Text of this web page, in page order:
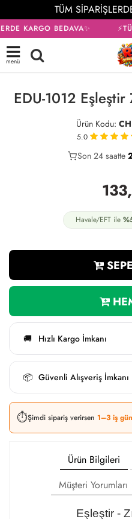
TÜM
KARGO BEDAVA✨
menü
EDU-1012 Eşleştir
Ürün Kodu:
5.0
21
Son 24 saatte
Havale/EFT ile
🚚 Hızlı Kargo İmkanı
📦 Güvenli Alışveriş İmkanı
⏱️Şimdi sipariş verirsen 1–3 iş
Ürün Bilgileri
Müşteri Yorumları
Eşleştir -